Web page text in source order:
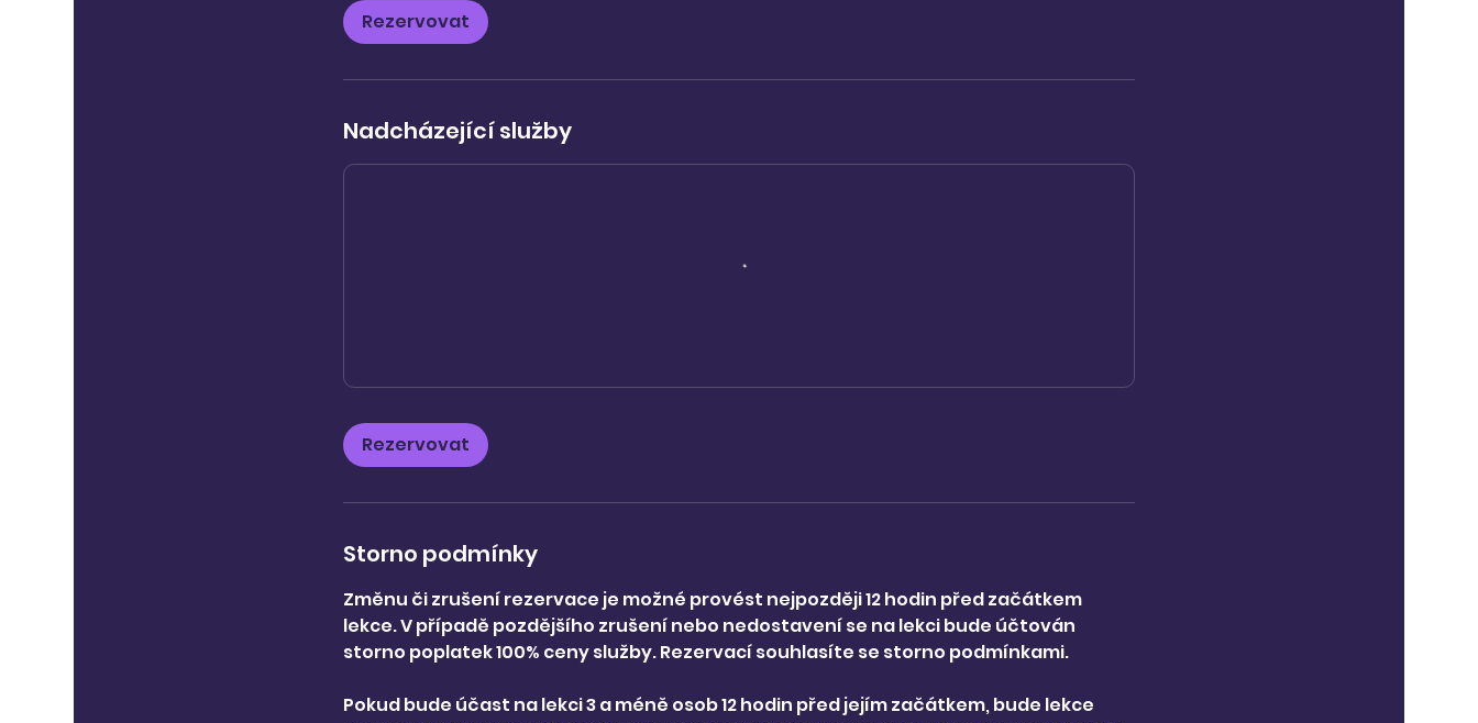
Rezervovat
Nadcházející služby
Rezervovat
Storno podmínky
Změnu či zrušení rezervace je možné provést nejpozději 12 hodin před začátkem
lekce. V případě pozdějšího zrušení nebo nedostavení se na lekci bude účtován
storno poplatek 100% ceny služby. Rezervací souhlasíte se storno podmínkami.
Pokud bude účast na lekci 3 a méně osob 12 hodin před jejím začátkem, bude lekce